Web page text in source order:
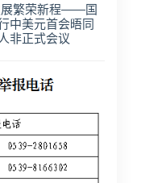
展繁荣新程——国
中美元首会晤同
非正式会议